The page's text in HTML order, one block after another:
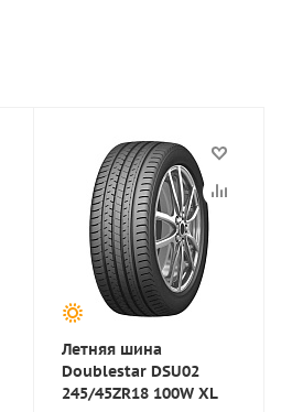
Летняя шина
Doublestar DSU02
245/45ZR18 100W XL